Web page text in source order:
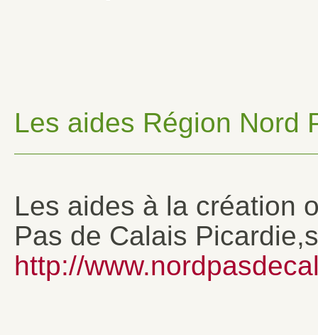
Les aides Région Nord
Les aides à la création
Pas de Calais
http://